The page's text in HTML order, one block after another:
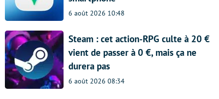
6 août 2026 10:48
Steam : cet action-RPG culte à 20 €
vient de passer à 0 €, mais ça ne
durera pas
6 août 2026 08:34